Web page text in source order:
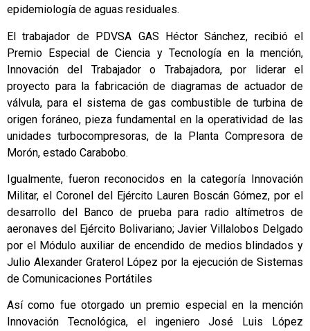
epidemiología de aguas residuales.
El trabajador de PDVSA GAS Héctor Sánchez, recibió el
Premio Especial de Ciencia y Tecnología en la mención,
Innovación del Trabajador o Trabajadora, por liderar el
proyecto para la fabricación de diagramas de actuador de
válvula, para el sistema de gas combustible de turbina de
origen foráneo, pieza fundamental en la operatividad de las
unidades turbocompresoras, de la Planta Compresora de
Morón, estado Carabobo.
Igualmente, fueron reconocidos en la categoría Innovación
Militar, el Coronel del Ejército Lauren Boscán Gómez, por el
desarrollo del Banco de prueba para radio altímetros de
aeronaves del Ejército Bolivariano; Javier Villalobos Delgado
por el Módulo auxiliar de encendido de medios blindados y
Julio Alexander Graterol López por la ejecución de Sistemas
de Comunicaciones Portátiles
Así como fue otorgado un premio especial en la mención
Innovación Tecnológica, el ingeniero José Luis López